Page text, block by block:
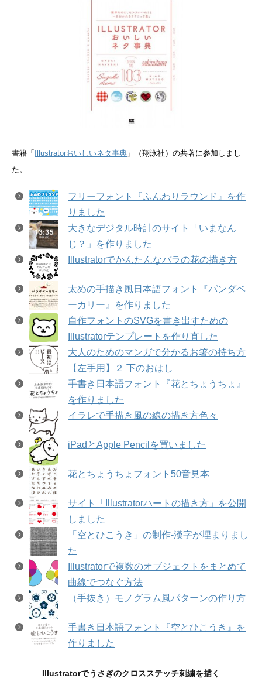
書籍「 Illustratorおいしいネタ事典 」（翔泳社）の共著に参加しまし
た。
フリーフォント『ふんわりラウンド』を作
りました
大きなデジタル時計のサイト「いまなん
じ？」を作りました
Illustratorでかんたんなバラの花の描き方
太めの手描き風日本語フォント『パンダベ
ーカリー』を作りました
自作フォントのSVGを書き出すための
Illustratorテンプレートを作り直した
大人のためのマンガで分かるお箸の持ち方
【左手用】２ 下のおはし
手書き日本語フォント『花とちょうちょ』
を作りました
イラレで手描き風の線の描き方色々
iPadとApple Pencilを買いました
花とちょうちょフォント50音見本
サイト「Illustratorハートの描き方」を公開
しました
「空とひこうき」の制作-漢字が埋まりまし
た
Illustratorで複数のオブジェクトをまとめて
曲線でつなぐ方法
（手抜き）モノグラム風パターンの作り方
手書き日本語フォント『空とひこうき』を
作りました
Illustratorでうさぎのクロスステッチ刺繍を描く